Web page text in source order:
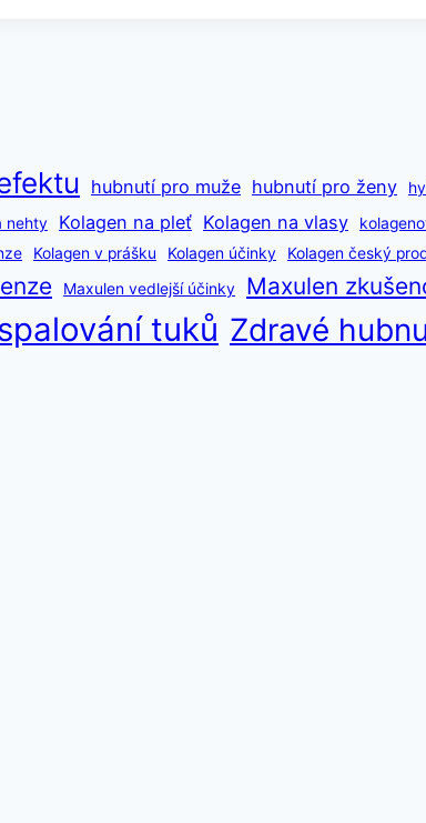
hubnutí pro muže hubnutí pro ženy
nehty Kolagen na pleť Kolagen na vlasy
Kolagen v prášku Kolagen účinky Kolagen český
Maxulen vedlejší účinky Maxulen
tuků Zdravé